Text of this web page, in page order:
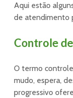
Aqui estão
de atendimento
Controle
O termo
mudo, espera,
progressivo